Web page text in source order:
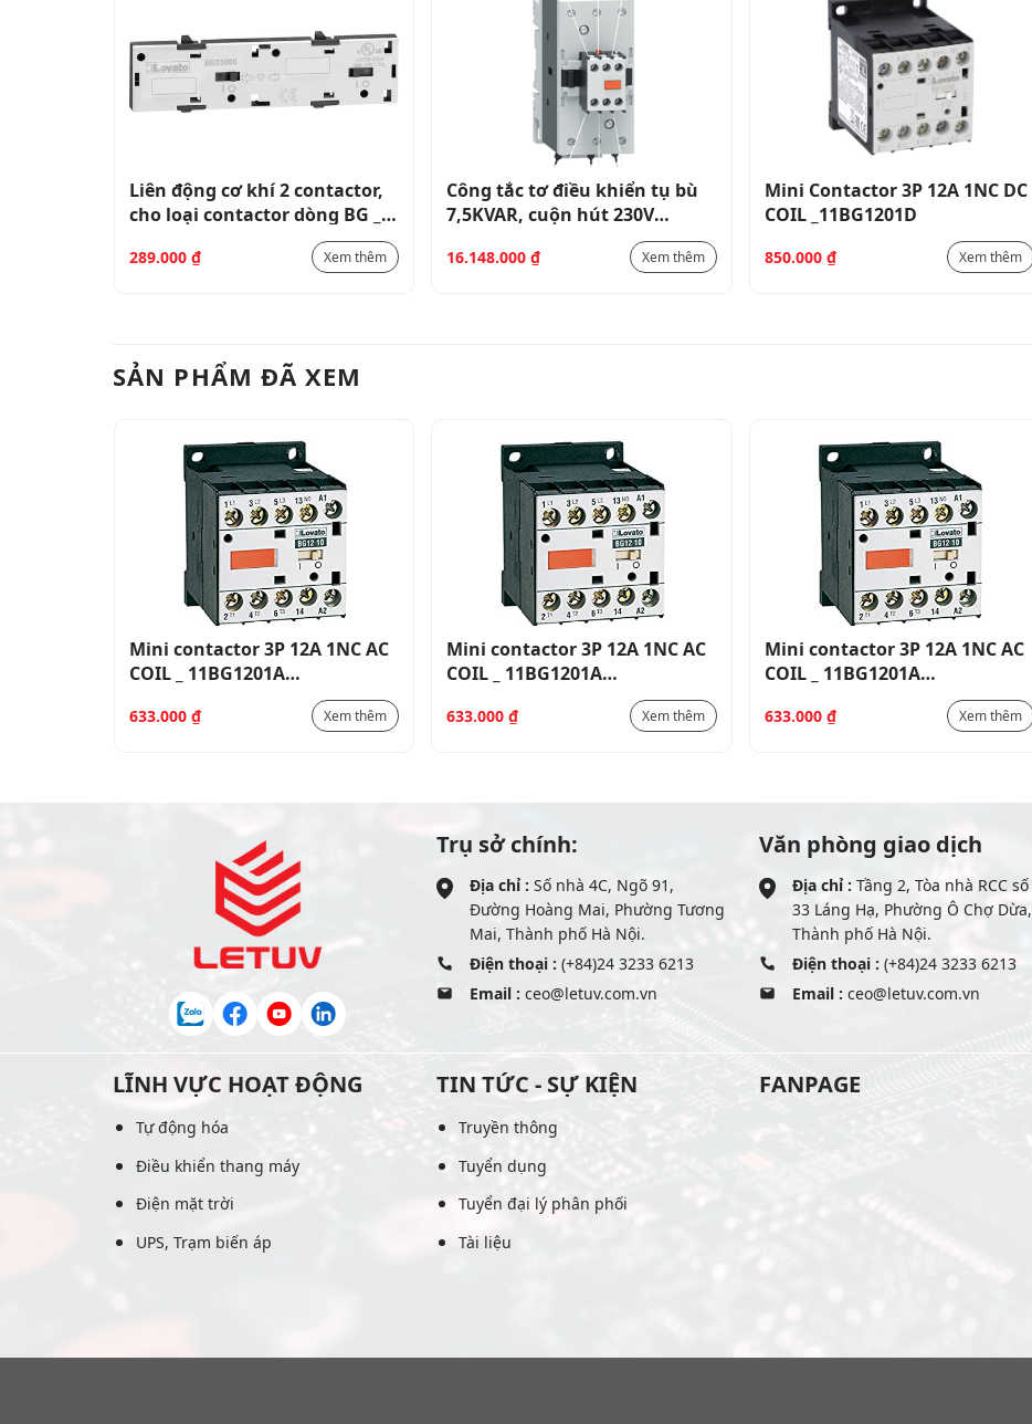
Liên động cơ khí 2 contactor,
cho loại contactor dòng BG _
289.000 ₫ Xem thêm
Công tắc tơ điều khiển tụ bù
7,5KVAR, cuộn hút 230V
16.148.000 ₫ Xem thêm
Mini Contactor 3P 12A 1NC DC
COIL _11BG1201D
850.000 ₫ Xem thêm
SẢN PHẨM ĐÃ XEM
Mini contactor 3P 12A 1NC AC
COIL _ 11BG1201A…
633.000 ₫ Xem thêm
Mini contactor 3P 12A 1NC AC
COIL _ 11BG1201A…
633.000 ₫ Xem thêm
Mini contactor 3P 12A 1NC AC
COIL _ 11BG1201A…
633.000 ₫ Xem thêm
Trụ sở chính:
Địa chỉ : Số nhà 4C, Ngõ 91,
Đường Hoàng Mai, Phường Tương
Mai, Thành phố Hà Nội.
Điện thoại : (+84)24 3233 6213
Email : ceo@letuv.com.vn
Văn phòng giao dịch
Địa chỉ : Tầng 2, Tòa nhà RCC số
33 Láng Hạ, Phường Ô Chợ Dừa,
Thành phố Hà Nội.
Điện thoại : (+84)24 3233 6213
Email : ceo@letuv.com.vn
LĨNH VỰC HOẠT ĐỘNG
Tự động hóa
Điều khiển thang máy
Điện mặt trời
UPS, Trạm biến áp
TIN TỨC - SỰ KIỆN
Truyền thông
Tuyển dụng
Tuyển đại lý phân phối
Tài liệu
FANPAGE